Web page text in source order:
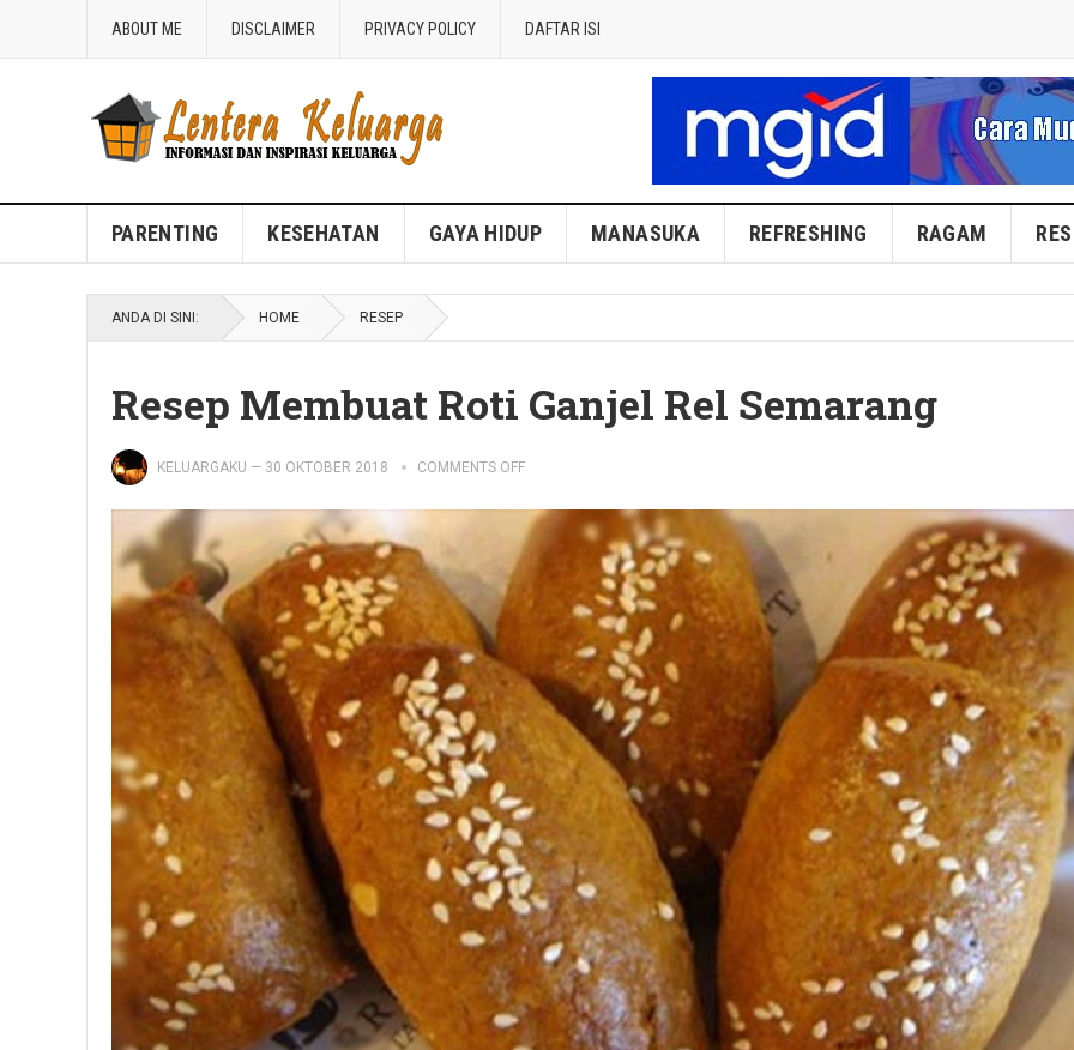
ABOUT ME DISCLAIMER PRIVACY POLICY DAFTAR ISI
Blog Lentera Keluarga
PARENTING KESEHATAN GAYA HIDUP MANASUKA REFRESHING RAGAM
ANDA DI SINI: HOME RESEP
Resep Membuat Roti Ganjel Rel Semarang
KELUARGAKU — 30 OKTOBER 2018 COMMENTS OFF